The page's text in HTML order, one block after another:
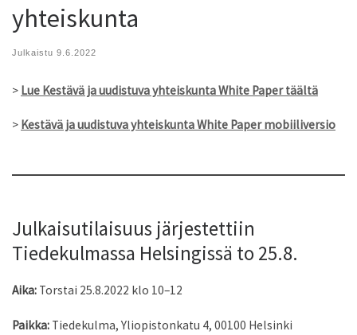
yhteiskunta
Julkaistu 9.6.2022
> Lue Kestävä ja uudistuva yhteiskunta White Paper täältä
> Kestävä ja uudistuva yhteiskunta White Paper mobiiliversio
Julkaisutilaisuus järjestettiin
Tiedekulmassa Helsingissä to 25.8.
Aika: Torstai 25.8.2022 klo 10–12
Paikka: Tiedekulma, Yliopistonkatu 4, 00100 Helsinki